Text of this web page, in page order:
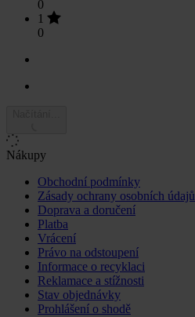
0
1
0
Nákupy
Obchodní podmínky
Zásady ochrany osobních údajů
Doprava a doručení
Platba
Vrácení
Právo na odstoupení
Informace o recyklaci
Reklamace a stížnosti
Stav objednávky
Prohlášení o shodě